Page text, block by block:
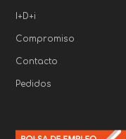
I+D+i
Compromiso
Contacto
Pedidos